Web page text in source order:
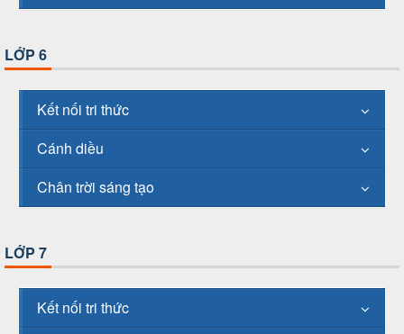
LỚP 6
Kết nối tri thức
Cánh diều
Chân trời sáng tạo
LỚP 7
Kết nối tri thức